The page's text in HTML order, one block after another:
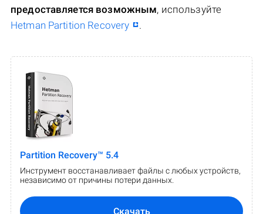
предоставляется возможным, используйте
Hetman Partition Recovery
.
Partition Recovery™ 5.4
Инструмент восстанавливает файлы с любых устройств,
независимо от причины потери данных.
Скачать